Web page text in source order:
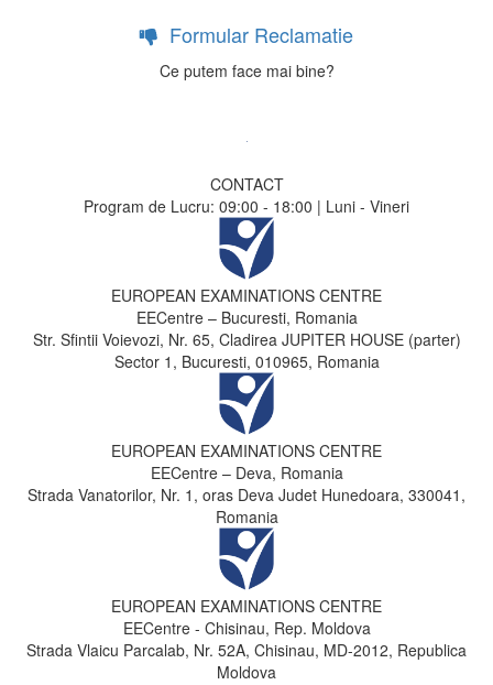
Formular Reclamatie
Ce putem face mai bine?
CONTACT
Program de Lucru: 09:00 - 18:00 | Luni - Vineri
EUROPEAN EXAMINATIONS CENTRE
EECentre – Bucuresti, Romania
Str. Sfintii Voievozi, Nr. 65, Cladirea JUPITER HOUSE (parter)
Sector 1, Bucuresti, 010965, Romania
EUROPEAN EXAMINATIONS CENTRE
EECentre – Deva, Romania
Strada Vanatorilor, Nr. 1, oras Deva Judet Hunedoara, 330041,
Romania
EUROPEAN EXAMINATIONS CENTRE
EECentre - Chisinau, Rep. Moldova
Strada Vlaicu Parcalab, Nr. 52A, Chisinau, MD-2012, Republica
Moldova